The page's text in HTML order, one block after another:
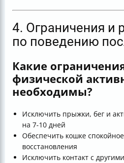
4. Ограничения и
по поведению
Какие
физической
необходимы?
Исключить прыжки, бег и
на 7-10 дней
Обеспечить кошке
восстановления
Исключить контакт с